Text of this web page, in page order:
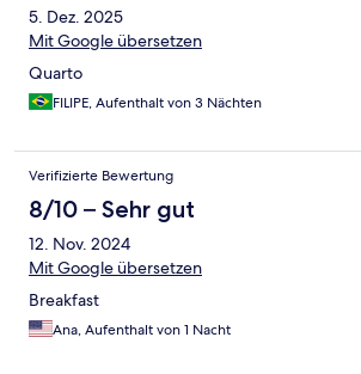
5. Dez. 2025
Mit Google übersetzen
Quarto
FILIPE, Aufenthalt von 3 Nächten
Verifizierte Bewertung
8/10 – Sehr gut
12. Nov. 2024
Mit Google übersetzen
Breakfast
Ana, Aufenthalt von 1 Nacht